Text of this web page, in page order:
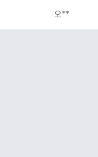
오**